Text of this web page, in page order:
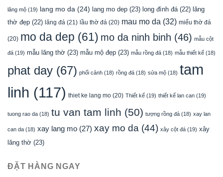
lăng mộ (19) lang mo da (24) lang mo dep (23) long đình đá(22) lăng
thờ đẹp (22) lăng đá (21) lầu thờ đá (20) mau mo da (32) miếu thờ đá
(20) mo da dep (61) mo da ninh binh (46) mẫu cột
đá (19) mẫu lăng thờ (23) mẫu mộ đẹp (23) mẫu rồng đá (18) mẫu thiết kế (18)
phat day (67) phối cảnh (18) rồng đá (18) sửa mộ (18) tam
linh (117) thiet ke lang mo (20) Thiết kế (19) thiết kế lan can (19)
tuong rao da (18) tu van tam linh (50) tượng rồng đá (18) xay lan
can da (18) xay lang mo (27) xay mo da (44) xây cột đá (19) xây
lăng thờ (23)
ĐẶT HÀNG NGAY